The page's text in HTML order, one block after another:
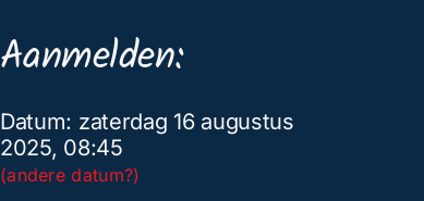
Aanmelden:
Datum: zaterdag 16 augustus
2025, 08:45
(andere datum?)